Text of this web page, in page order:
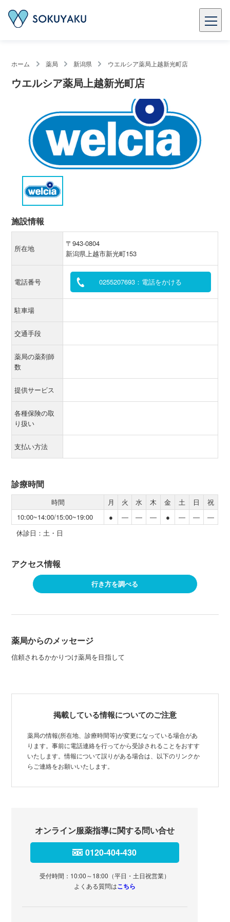
ホーム 薬局 新潟県 ウエルシア薬局上越新光町店
ウエルシア薬局上越新光町店
施設情報
所在地
〒943-0804
新潟県上越市新光町153
電話番号 0255207693：電話をかける
駐車場
交通手段
薬局の薬剤師
数
提供サービス
各種保険の取
り扱い
支払い方法
診療時間
時間 月 火 水 木 金 土 日
祝
10:00~14:00/15:00~19:00
● ― ― ― ● ― ―
―
休診日：土・日
アクセス情報
行き方を調べる
薬局からのメッセージ
信頼されるかかりつけ薬局を目指して
掲載している情報についてのご注意
薬局の情報(所在地、診療時間等)が変更になっている場合があ
ります。事前に電話連絡を行ってから受診されることをおすす
いたします。情報について誤りがある場合は、以下のリンクか
らご連絡をお願いいたします。
オンライン服薬指導に関する問い合せ
0120-404-430
受付時間：10:00～18:00（平日・土日祝営業）
よくある質問はこちら